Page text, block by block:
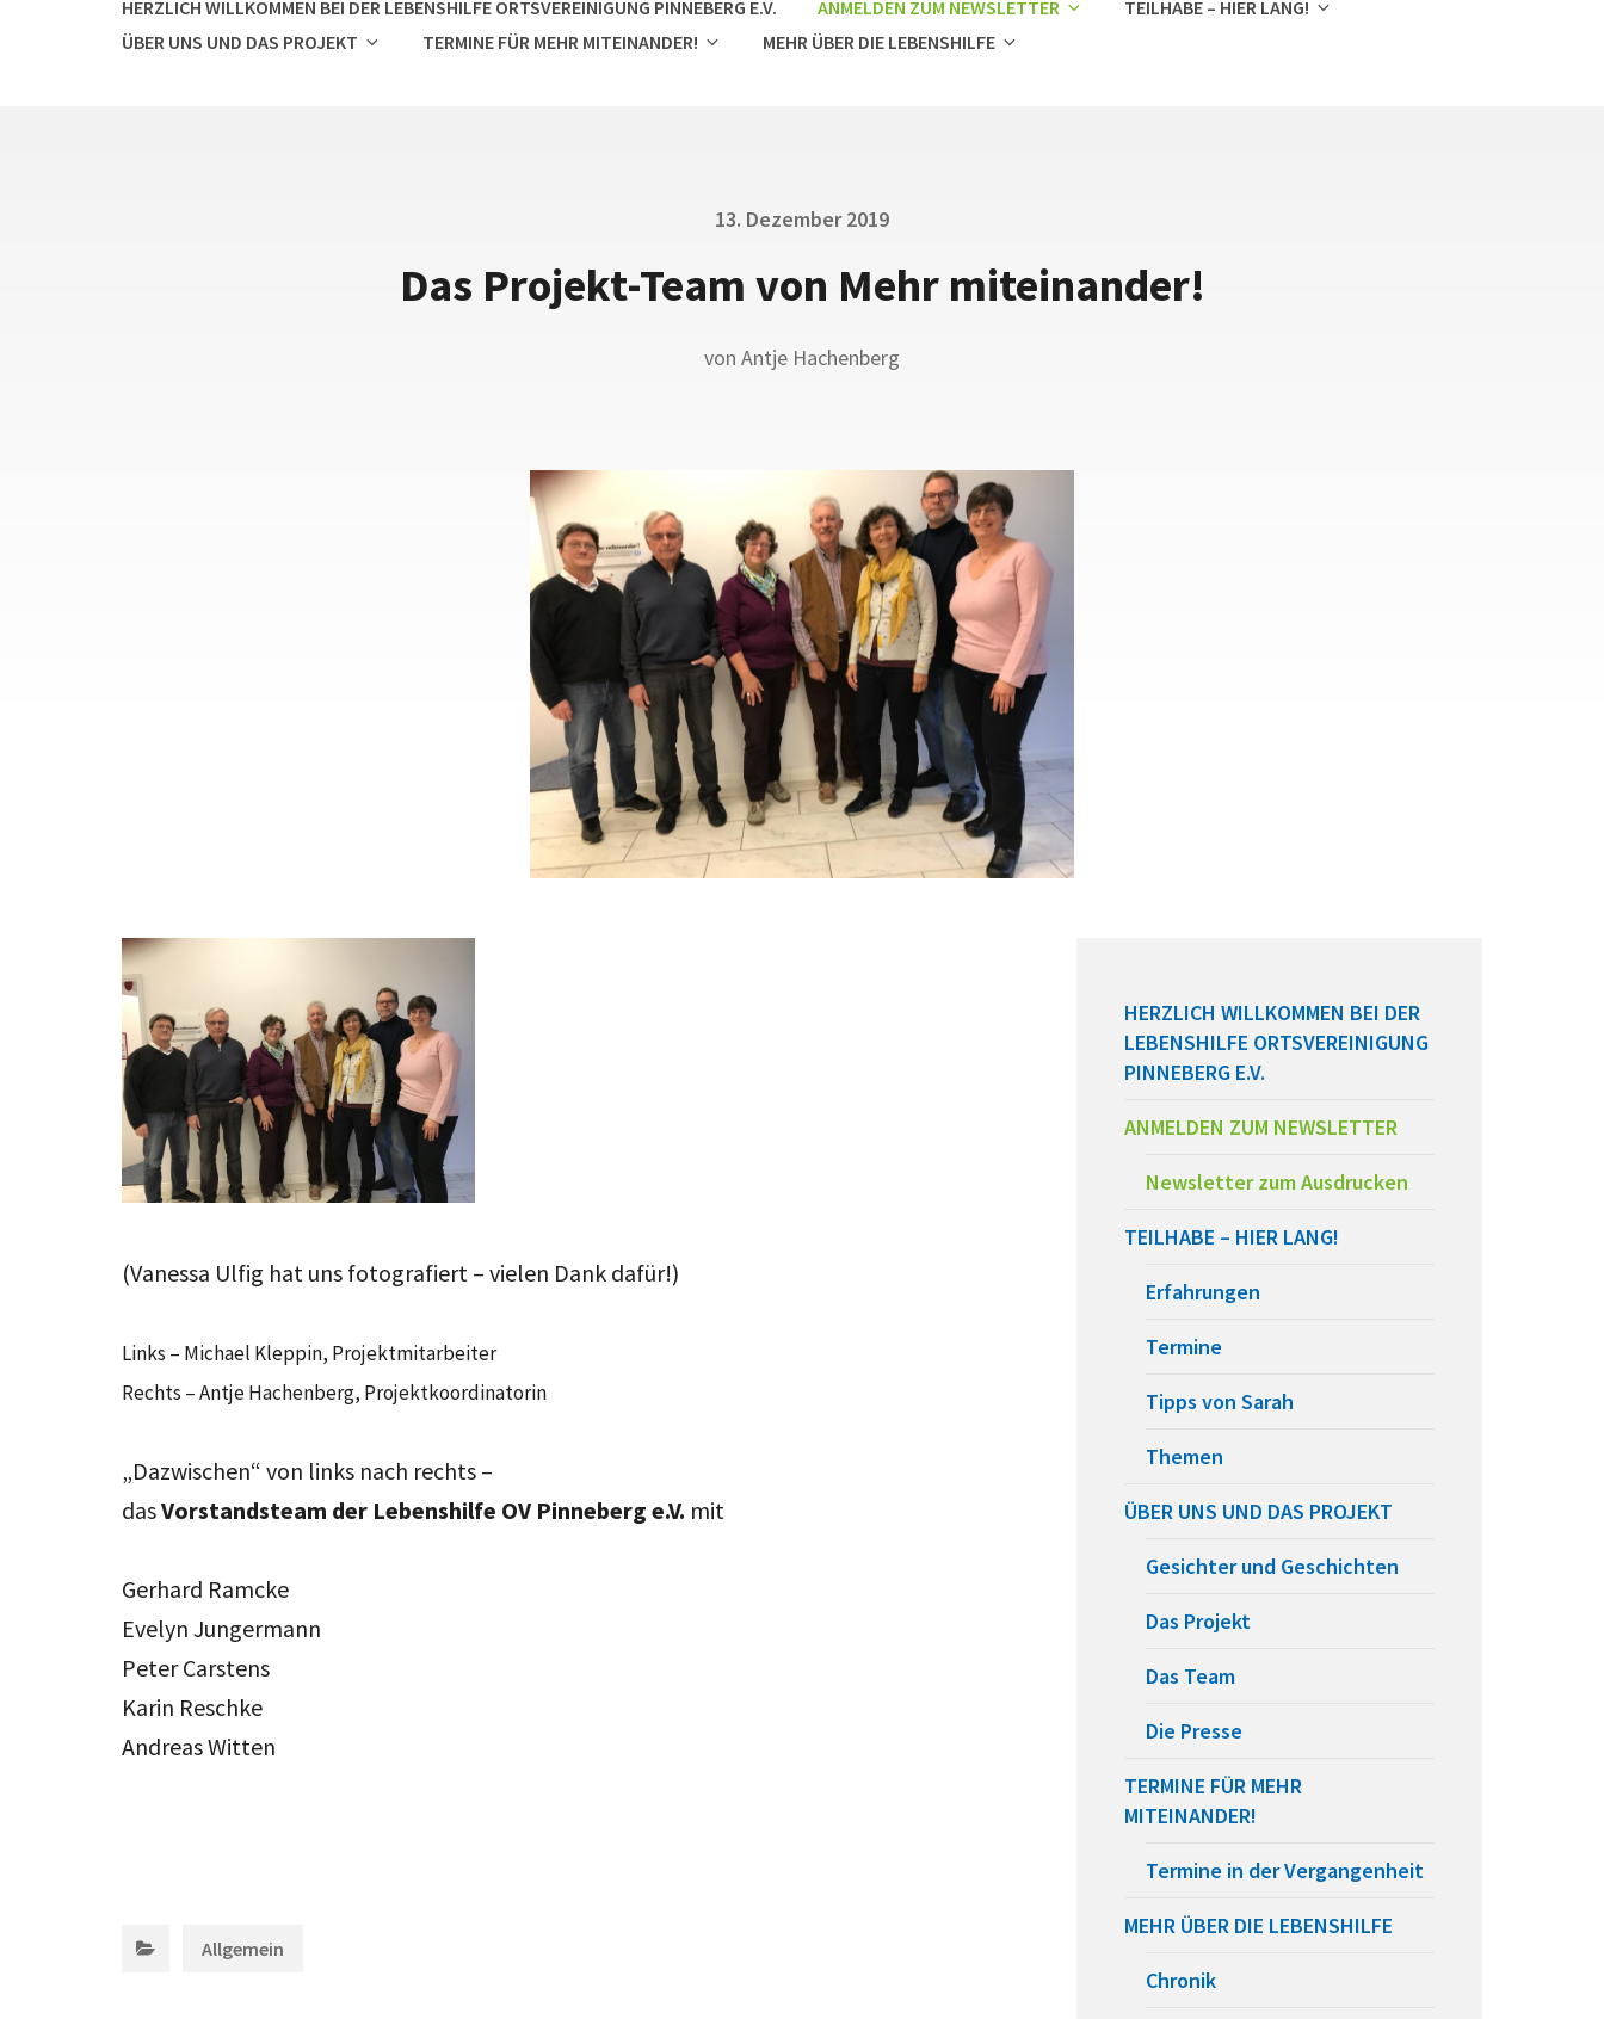
HERZLICH WILLKOMMEN BEI DER LEBENSHILFE ORTSVEREINIGUNG PINNEBERG E.V. ANMELDEN ZUM NEWSLETTER
TEILHABE – HIER LANG!
ÜBER UNS UND DAS PROJEKT
TERMINE FÜR MEHR MITEINANDER! MEHR ÜBER DIE LEBENSHILFE
Posted
13. Dezember 2019
Das Projekt-Team von Mehr miteinander!
von Antje Hachenberg
(Vanessa Ulfig hat uns fotografiert – vielen Dank dafür!)
Links – Michael Kleppin, Projektmitarbeiter
Rechts – Antje Hachenberg, Projektkoordinatorin
„Dazwischen“ von links nach rechts –
dasVorstandsteam der Lebenshilfe OV Pinneberg e.V. mit
Gerhard Ramcke
Evelyn Jungermann
Peter Carstens
Karin Reschke
Andreas Witten
Allgemein
HERZLICH WILLKOMMEN BEI DER
LEBENSHILFE ORTSVEREINIGUNG
PINNEBERG E.V.
ANMELDEN ZUM NEWSLETTER
Newsletter zum Ausdrucken
TEILHABE – HIER LANG!
Erfahrungen
Termine
Tipps von Sarah
Themen
ÜBER UNS UND DAS PROJEKT
Gesichter und Geschichten
Das Projekt
Das Team
Die Presse
TERMINE FÜR MEHR
MITEINANDER!
Termine in der Vergangenheit
MEHR ÜBER DIE LEBENSHILFE
Chronik